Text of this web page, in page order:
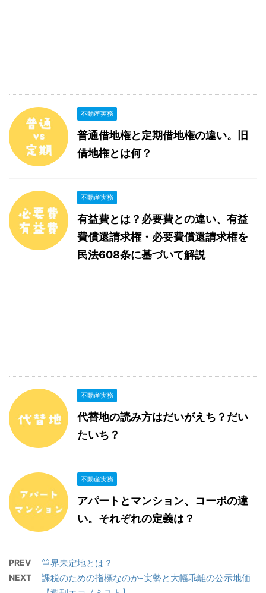
不動産実務
普通借地権と定期借地権の違い。旧
借地権とは何？
不動産実務
有益費とは？必要費との違い、有益
費償還請求権・必要費償還請求権を
民法608条に基づいて解説
不動産実務
代替地の読み方はだいがえち？だい
たいち？
不動産実務
アパートとマンション、コーポの違
い。それぞれの定義は？
PREV 筆界未定地とは？
NEXT
課税のための指標なのか-実勢と大幅乖離の公示地価